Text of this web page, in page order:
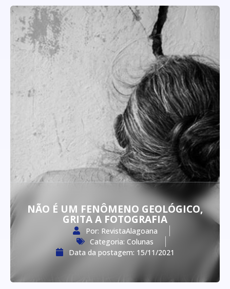
NÃO É UM FENÔMENO GEOLÓGICO,
GRITA A FOTOGRAFIA
Por: RevistaAlagoana
Categoria: Colunas
Data da postagem: 15/11/2021